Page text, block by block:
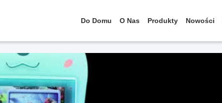
Do Domu O Nas Produkty Nowości